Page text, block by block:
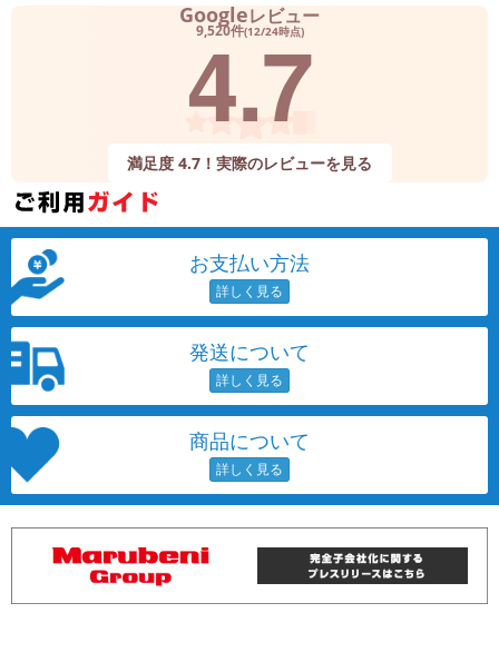
Googleレビュー
9,520件(12/24時点)
4.7
満足度 4.7！実際のレビューを見る
お支払い方法
発送について
商品について